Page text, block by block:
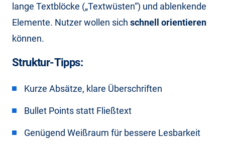
lange Textblöcke („Textwüsten“) und ablenkende
Elemente. Nutzer wollen sich schnell orientieren
können.
Struktur-Tipps:
Kurze Absätze, klare Überschriften
Bullet Points statt Fließtext
Genügend Weißraum für bessere Lesbarkeit